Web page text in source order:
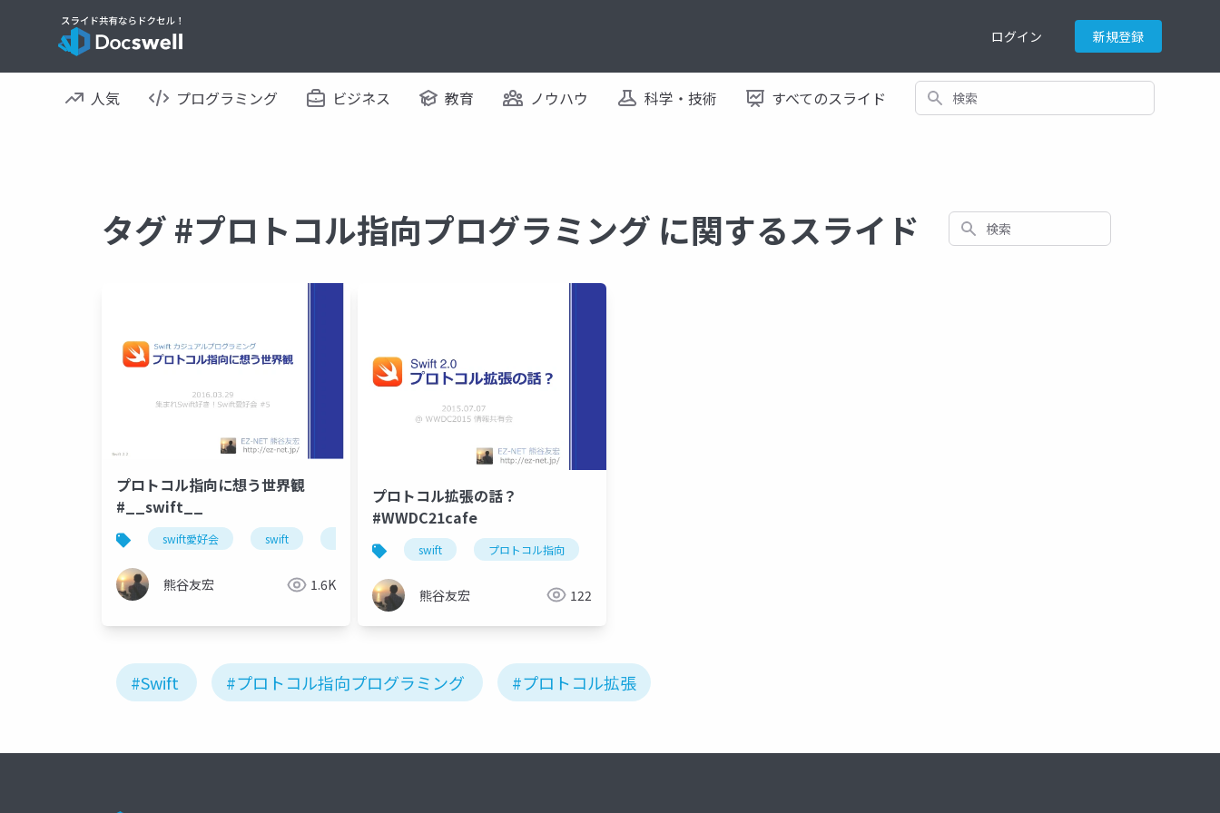
ログイン 新規登録
人気 プログラミング ビジネス 教育 ノウハウ 科学・技術 すべてのスライド 検索
タグ #プロトコル指向プログラミング に関するスライド 検索
プロトコル指向に想う世界観
#__swift__
swift愛好会 swift プロトコル指向
熊谷友宏 1.6K
プロトコル拡張の話？
#WWDC21cafe
swift プロトコル指向
熊谷友宏 122
#Swift #プロトコル指向プログラミング #プロトコル拡張